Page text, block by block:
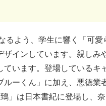
るよう、学生に響く「可愛
インしています。親しみ
います。登場しているキ
ーくん」に加え、悪徳業
」は日本書紀に登場し、